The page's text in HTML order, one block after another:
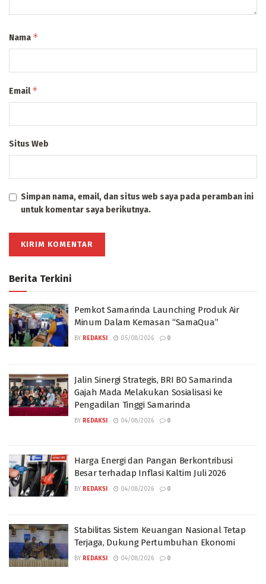
Nama *
Email*
Situs Web
Simpan nama, email, dan situs web saya pada peramban ini
untuk komentar saya berikutnya.
Berita Terkini
Pemkot Samarinda Launching Produk Air
Minum Dalam Kemasan “SamaQua”
BY REDAKSI 05/08/2026 0
Jalin Sinergi Strategis, BRI BO Samarinda
Gajah Mada Melakukan Sosialisasi ke
Pengadilan Tinggi Samarinda
BY REDAKSI 04/08/2026 0
Harga Energi dan Pangan Berkontribusi
Besar terhadap Inflasi Kaltim Juli 2026
BY REDAKSI 04/08/2026 0
Stabilitas Sistem Keuangan Nasional Tetap
Terjaga, Dukung Pertumbuhan Ekonomi
BY REDAKSI 04/08/2026 0